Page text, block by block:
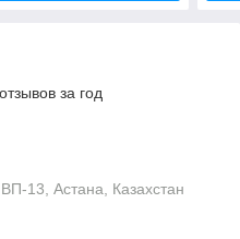
за год
13, Астана, Казахстан